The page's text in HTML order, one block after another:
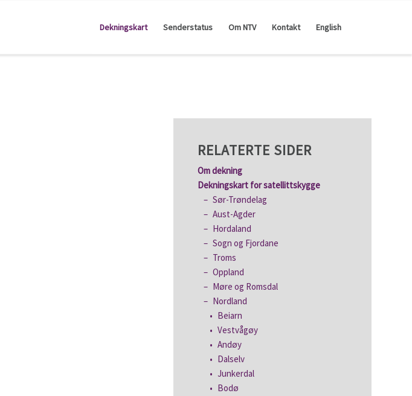
Dekningskart Senderstatus Om NTV Kontakt English
RELATERTE SIDER
Om dekning
Dekningskart for satellittskygge
Sør-Trøndelag
Aust-Agder
Hordaland
Sogn og Fjordane
Troms
Oppland
Møre og Romsdal
Nordland
Beiarn
Vestvågøy
Andøy
Dalselv
Junkerdal
Bodø